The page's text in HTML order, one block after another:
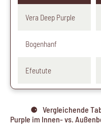
Vera Deep Purple
Bogenhanf
Efeutute
Vergleichende
Purple im Innen- vs.